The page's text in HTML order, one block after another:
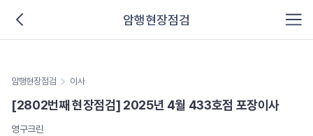
암행현장점검
암행현장점검 이사
[2802번째 현장점검] 2025년 4월 433호점 포장이사
영구크린